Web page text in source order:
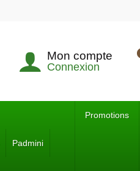
Mon compte
Connexion
Padmini
Promotions